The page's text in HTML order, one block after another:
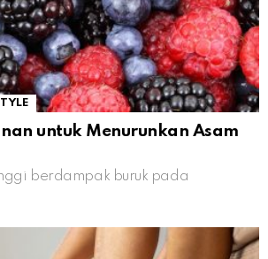
untuk Menurunkan Asam
berdampak buruk pada